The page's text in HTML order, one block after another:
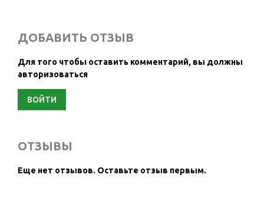
ДОБАВИТЬ ОТЗЫВ
Для того чтобы оставить комментарий, вы должны
авторизоваться
ВОЙТИ
ОТЗЫВЫ
Еще нет отзывов. Оставьте отзыв первым.